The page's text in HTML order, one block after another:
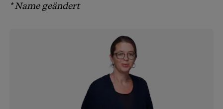
* Name geändert